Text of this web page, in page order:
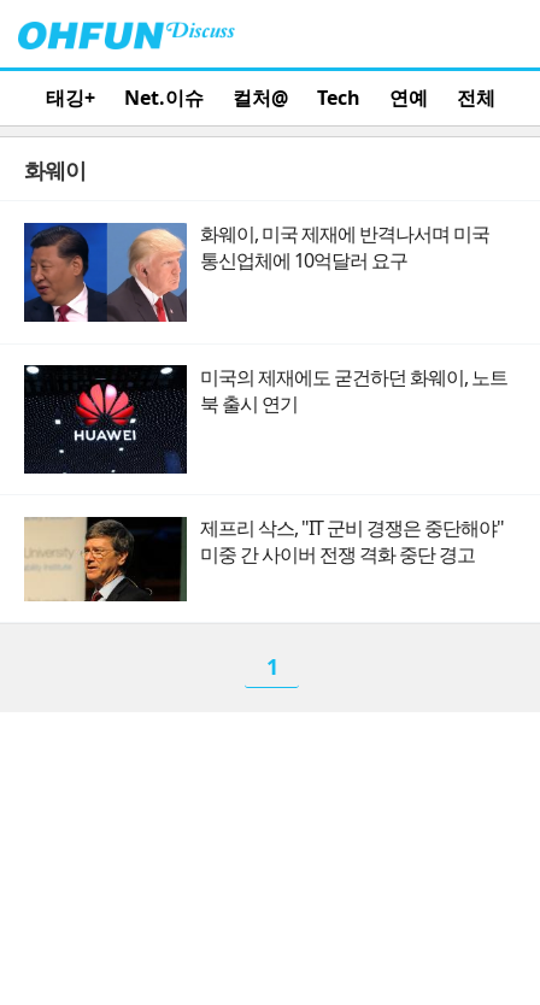
태깅+ Net.이슈 컬처@ Tech 연예 전체
화웨이
화웨이, 미국 제재에 반격나서며 미국
통신업체에 10억달러 요구
미국의 제재에도 굳건하던 화웨이, 노트
북 출시 연기
제프리 삭스, "IT 군비 경쟁은 중단해야"
미중 간 사이버 전쟁 격화 중단 경고
1